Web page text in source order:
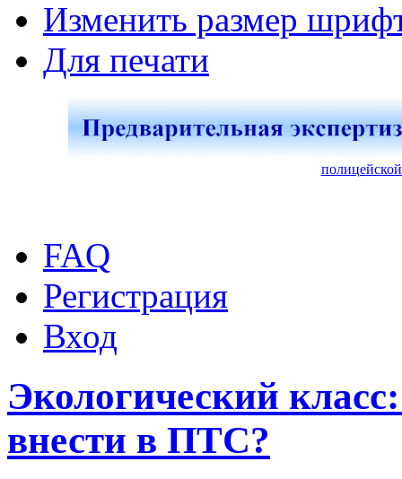
Изменить размер
Для печати
FAQ
Регистрация
Вход
Экологический
внести в ПТС?